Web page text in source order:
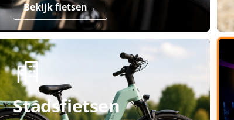
Bekijk fietsen→
Stadsfietsen